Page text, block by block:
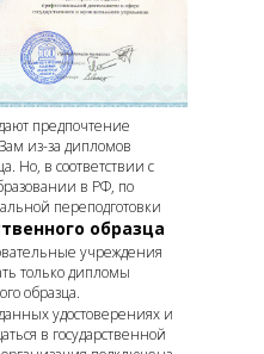
предпочтение
из-за дипломов
Но, в соответствии с
в РФ, по
переподготовки
образца
учреждения
только дипломы
образца.
удостоверениях и
в государственной